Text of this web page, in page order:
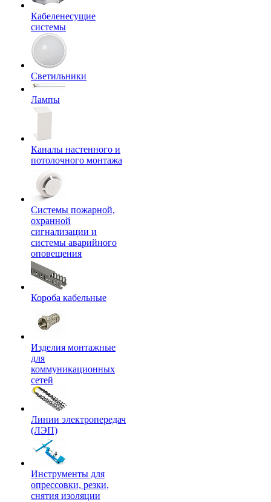
Кабеленесущие
системы
Светильники
Лампы
Каналы настенного и
потолочного монтажа
Системы пожарной,
охранной
сигнализации и
системы аварийного
оповещения
Короба кабельные
Изделия монтажные
для
коммуникационных
сетей
Линии электропередач
(ЛЭП)
Инструменты для
опрессовки, резки,
снятия изоляции